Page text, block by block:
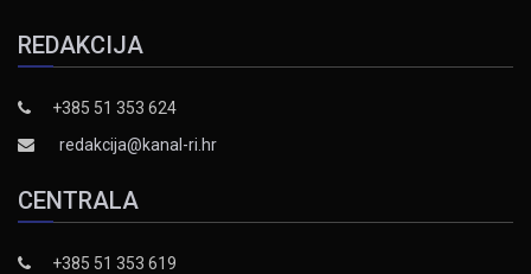
REDAKCIJA
+385 51 353 624
redakcija@kanal-ri.hr
CENTRALA
+385 51 353 619